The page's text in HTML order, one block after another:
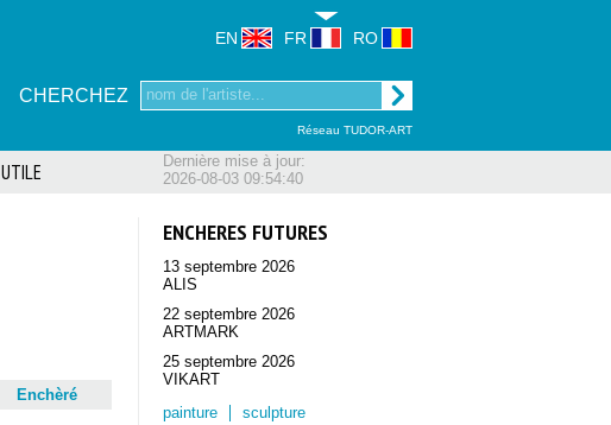
Réseau TUDOR-ART
EN FR RO
CHERCHEZ
Dernière mise à jour:
2026-08-03 09:54:40
UTILE
ENCHERES FUTURES
13 septembre 2026
ALIS
22 septembre 2026
ARTMARK
25 septembre 2026
VIKART
painture
sculpture
Enchèré